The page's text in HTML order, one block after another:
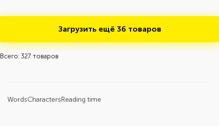
Загрузить ещё 36 товаров
Всего: 327 товаров
WordsCharactersReading time